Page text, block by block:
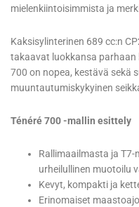
mielenkiintoisimmista ja
Kaksisylinterinen 689 cc:n
takaavat luokkansa parhaan
700 on nopea, kestävä sekä
muuntautumiskykyinen
Ténéré 700 -mallin esittely
Rallimaailmasta ja
urheilullinen muotoilu
Kevyt, kompakti ja
Erinomaiset